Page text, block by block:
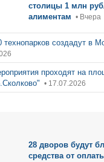
столицы 1 млн
алиментам • Вчера
технопарков создадут в
проходят на
• 17.07.2026
28 дворов будут
средства от